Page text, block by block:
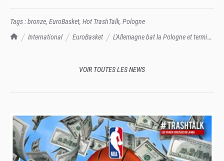
TrashTalk Actu NBA
International EuroBasket
L'Allemagne bat la Pologne et termine
Tags :bronze, EuroBasket, Hot TrashTalk, Pologne
VOIR TOUTES LES NEWS